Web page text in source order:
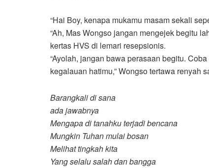
“Hai Boy, kenapa mukamu masam sekali
“Ah, Mas Wongso jangan mengejek begitu
kertas HVS di lemari resepsionis.
“Ayolah, jangan bawa perasaan begitu.
kegalauan hatimu,” Wongso tertawa renyah
Barangkali di sana
ada jawabnya
Mengapa di tanahku terjadi bencana
Mungkin Tuhan mulai bosan
Melihat tingkah kita
Yang selalu salah dan bangga